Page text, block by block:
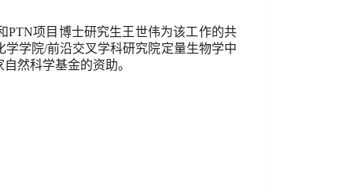
PTN项目博士研究生王世伟为该工作的共
学学院/前沿交叉学科研究院定量生物学中
然科学基金的资助。